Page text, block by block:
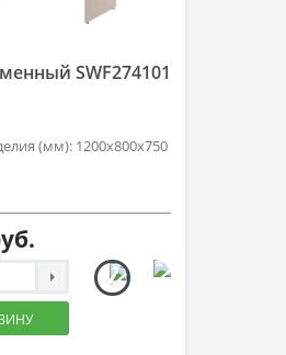
SWF274101
(мм): 1200х800х750